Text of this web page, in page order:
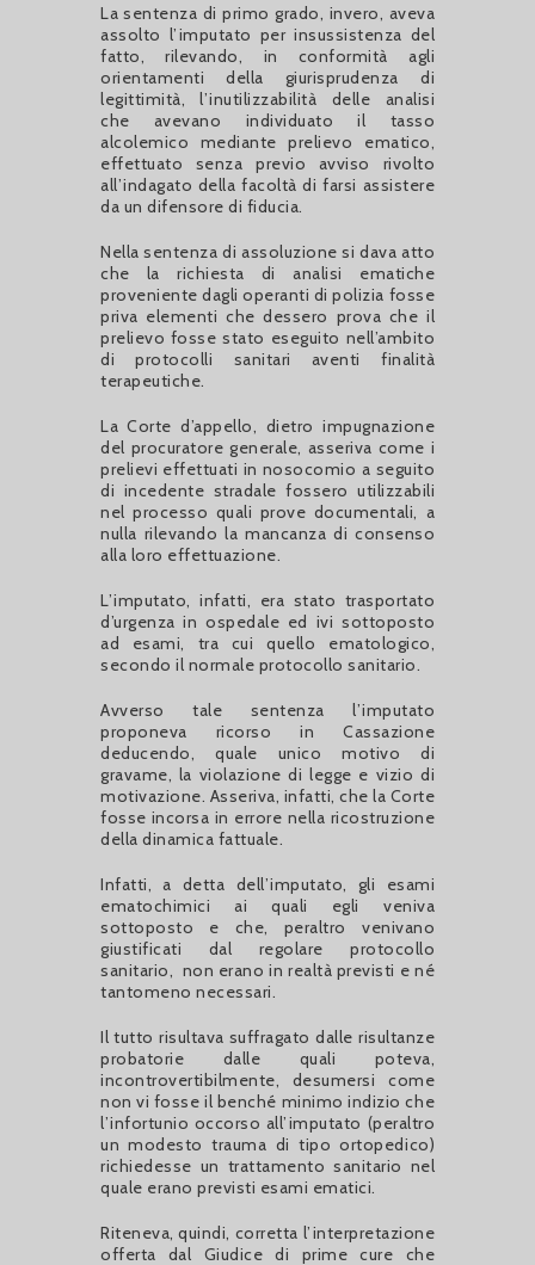
La sentenza di primo grado, invero, aveva
assolto l’imputato per insussistenza del
fatto, rilevando, in conformità agli
orientamenti della giurisprudenza di
legittimità, l’inutilizzabilità delle analisi
che avevano individuato il tasso
alcolemico mediante prelievo ematico,
effettuato senza previo avviso rivolto
all’indagato della facoltà di farsi assistere
da un difensore di fiducia.
Nella sentenza di assoluzione si dava atto
che la richiesta di analisi ematiche
proveniente dagli operanti di polizia fosse
priva elementi che dessero prova che il
prelievo fosse stato eseguito nell’ambito
di protocolli sanitari aventi finalità
terapeutiche.
La Corte d’appello, dietro impugnazione
del procuratore generale, asseriva come i
prelievi effettuati in nosocomio a seguito
di incedente stradale fossero utilizzabili
nel processo quali prove documentali, a
nulla rilevando la mancanza di consenso
alla loro effettuazione.
L’imputato, infatti, era stato trasportato
d’urgenza in ospedale ed ivi sottoposto
ad esami, tra cui quello ematologico,
secondo il normale protocollo sanitario.
Avverso tale sentenza l’imputato
proponeva ricorso in Cassazione
deducendo, quale unico motivo di
gravame, la violazione di legge e vizio di
motivazione. Asseriva, infatti, che la Corte
fosse incorsa in errore nella ricostruzione
della dinamica fattuale.
Infatti, a detta dell’imputato, gli esami
ematochimici ai quali egli veniva
sottoposto e che, peraltro venivano
giustificati dal regolare protocollo
sanitario, non erano in realtà previsti e né
tantomeno necessari.
Il tutto risultava suffragato dalle risultanze
probatorie dalle quali poteva,
incontrovertibilmente, desumersi come
non vi fosse il benché minimo indizio che
l’infortunio occorso all’imputato (peraltro
un modesto trauma di tipo ortopedico)
richiedesse un trattamento sanitario nel
quale erano previsti esami ematici.
Riteneva, quindi, corretta l’interpretazione
offerta dal Giudice di prime cure che